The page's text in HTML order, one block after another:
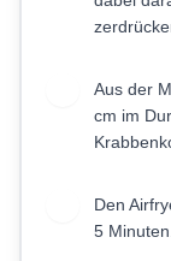
Aus der
cm im
Den
5 Minuten.